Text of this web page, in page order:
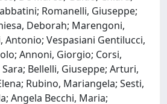
Romanelli, Giuseppe;
Deborah; Marengoni,
Antonio; Vespasiani Gentilucci,
Annoni, Giorgio; Corsi,
Bellelli, Giuseppe; Arturi,
Rubino, Mariangela; Sesti,
Angela Becchi, Maria;